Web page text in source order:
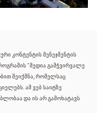
კონტენტის მენეჯმენტის
"მედია გამჭვირვალე
შეიქმნა, რომელსაც
ამ ვებ საიტზე
და ის არ გამოხატავს